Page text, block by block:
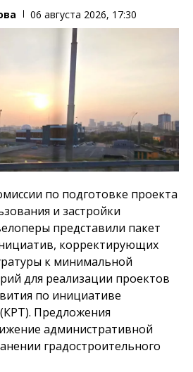
06 августа 2026, 17:30
по подготовке проекта
и застройки
представили пакет
корректирующих
к минимальной
для реализации проектов
по инициативе
Предложения
административной
градостроительного